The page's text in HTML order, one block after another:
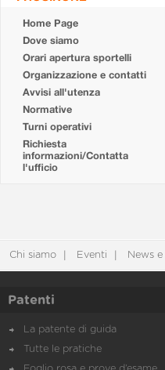
Home Page
Dove siamo
Orari apertura sportelli
Organizzazione e contatti
Avvisi all'utenza
Normative
Turni operativi
Richiesta
informazioni/Contatta
l'ufficio
Chi siamo Eventi News
Patenti
La patente di guida
Tutte le pratiche